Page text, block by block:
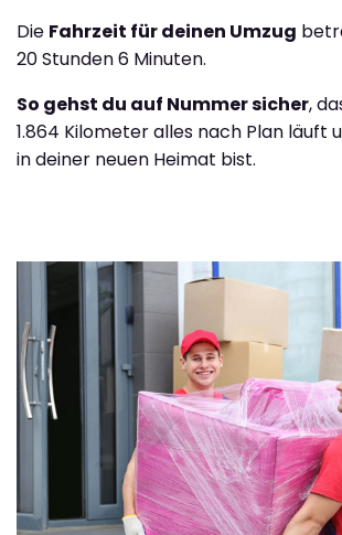
Die Fahrzeit für deinen Umzug
20 Stunden 6 Minuten.
So gehst du auf Nummer sicher,
1.864 Kilometer alles nach Plan läuft
in deiner neuen Heimat bist.